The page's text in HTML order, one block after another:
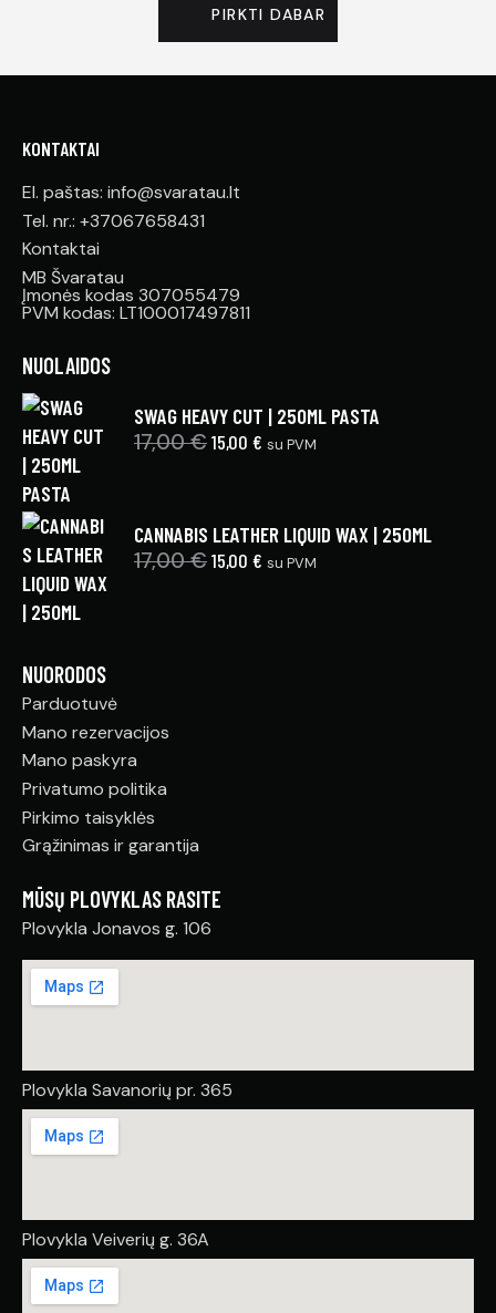
PIRKTI DABAR
KONTAKTAI
El. paštas: info@svaratau.lt
Tel. nr.: +37067658431
Kontaktai
MB Švaratau
Įmonės kodas 307055479
PVM kodas: LT100017497811
NUOLAIDOS
SWAG HEAVY CUT | 250ML PASTA
17,00€15,00 € su PVM
CANNABIS LEATHER LIQUID WAX | 250ML
17,00€15,00 € su PVM
NUORODOS
Parduotuvė
Mano rezervacijos
Mano paskyra
Privatumo politika
Pirkimo taisyklės
Grąžinimas ir garantija
MŪSŲ PLOVYKLAS RASITE
Plovykla Jonavos g. 106
Plovykla Savanorių pr. 365
Plovykla Veiverių g. 36A